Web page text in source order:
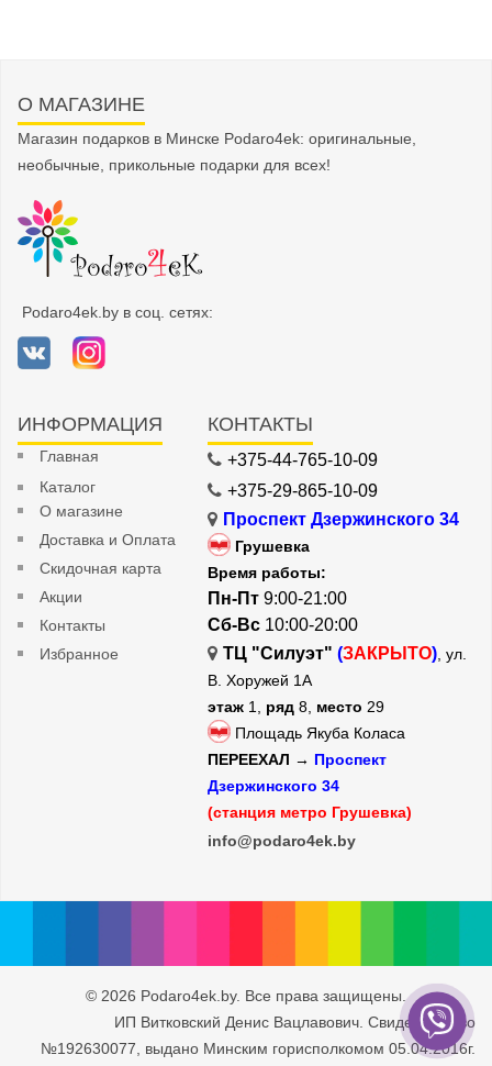
О МАГАЗИНЕ
Магазин подарков в Минске Podaro4ek: оригинальные,
необычные, прикольные подарки для всех!
Podaro4ek.by в соц. сетях:
ИНФОРМАЦИЯ
Главная
Каталог
О магазине
Доставка и Оплата
Скидочная карта
Акции
Контакты
Избранное
КОНТАКТЫ
+375-44-765-10-09
+375-29-865-10-09
Проспект Дзержинского 34
Грушевка
Время работы:
Пн-Пт 9:00-21:00
Сб-Вс 10:00-20:00
ТЦ "Силуэт" (ЗАКРЫТО), ул.
В. Хоружей 1А
этаж 1, ряд 8, место 29
Площадь Якуба Коласа
ПЕРЕЕХАЛ → Проспект
Дзержинского 34
(станция метро Грушевка)
info@podaro4ek.by
© 2026 Podaro4ek.by. Все права защищены.
ИП Витковский Денис Вацлавович. Свидетельство
№192630077, выдано Минским горисполкомом 05.04.2016г.